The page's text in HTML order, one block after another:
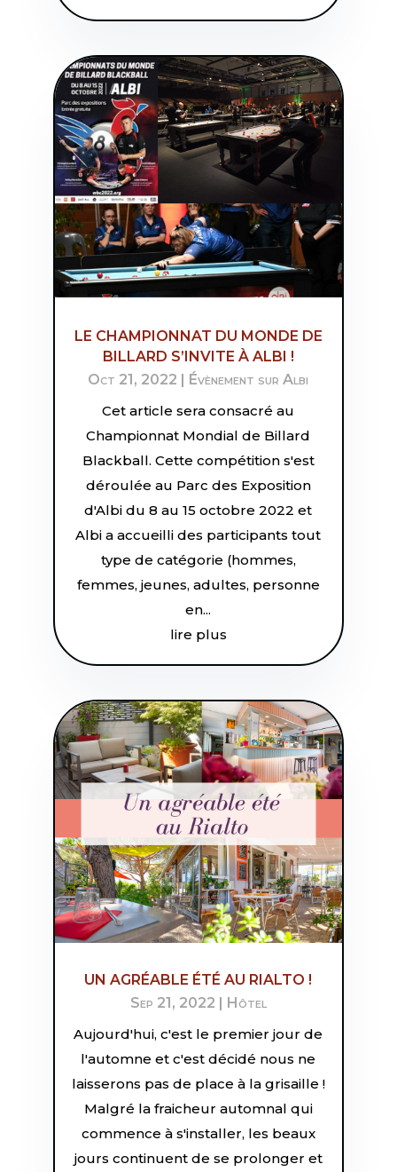
LE CHAMPIONNAT DU MONDE DE
BILLARD S’INVITE À ALBI !
Oct 21, 2022 | Évènement sur Albi
Cet article sera consacré au
Championnat Mondial de Billard
Blackball. Cette compétition s'est
déroulée au Parc des Exposition
d'Albi du 8 au 15 octobre 2022 et
Albi a accueilli des participants tout
type de catégorie (hommes,
femmes, jeunes, adultes, personne
en...
lire plus
UN AGRÉABLE ÉTÉ AU RIALTO !
Sep 21, 2022
Hôtel
Aujourd'hui, c'est le premier jour de
l'automne et c'est décidé nous ne
laisserons pas de place à la grisaille !
Malgré la fraicheur automnal qui
commence à s'installer, les beaux
jours continuent de se prolonger et